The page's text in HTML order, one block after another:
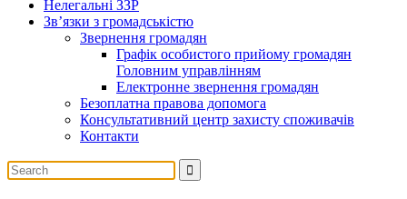
Нелегальні ЗЗР
Зв’язки з громадськістю
Звернення громадян
Графік особистого прийому громадян
Головним управлінням
Електронне звернення громадян
Безоплатна правова допомога
Консультативний центр захисту споживачів
Контакти